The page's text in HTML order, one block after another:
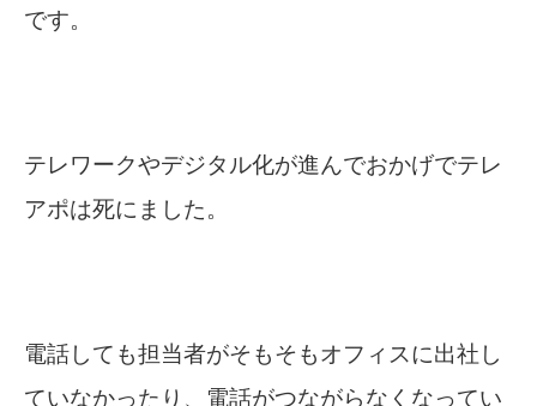
です。
テレワークやデジタル化が進んでおかげでテレ
アポは死にました。
電話しても担当者がそもそもオフィスに出社し
ていなかったり、電話がつながらなくなってい